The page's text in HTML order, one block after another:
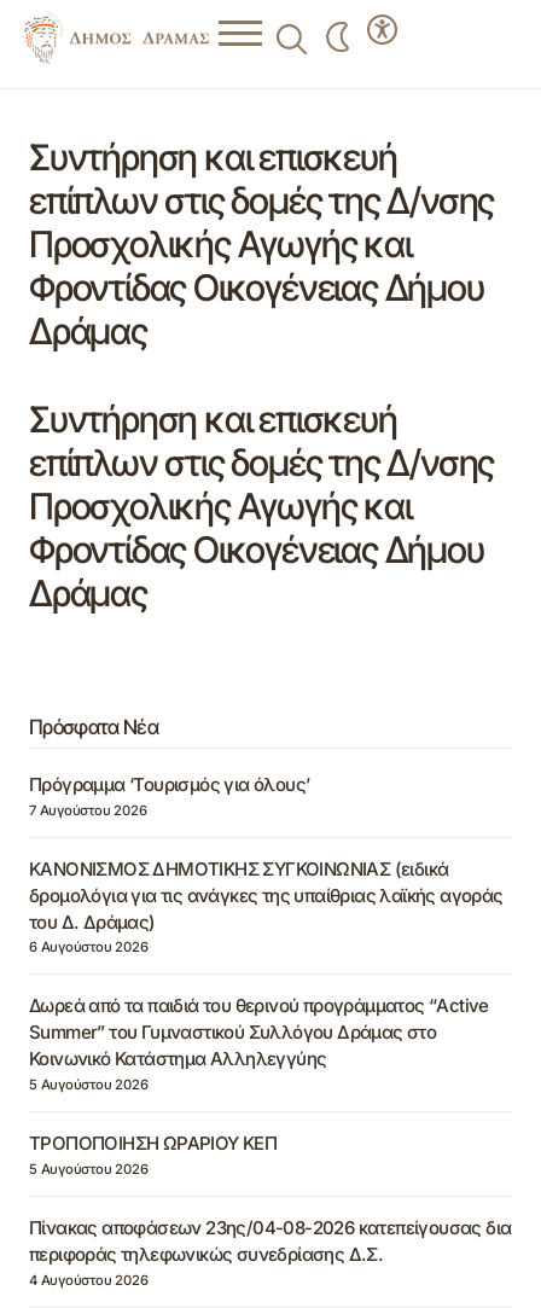
Συντήρηση και επισκευή
επίπλων στις δομές της Δ/νσης
Προσχολικής Αγωγής και
Φροντίδας Οικογένειας Δήμου
Δράμας
Συντήρηση και επισκευή
επίπλων στις δομές της Δ/νσης
Προσχολικής Αγωγής και
Φροντίδας Οικογένειας Δήμου
Δράμας
Πρόσφατα Νέα
Πρόγραμμα ‘Τουρισμός για όλους’
7 Αυγούστου 2026
ΚΑΝΟΝΙΣΜΟΣ ΔΗΜΟΤΙΚΗΣ ΣΥΓΚΟΙΝΩΝΙΑΣ (ειδικά
δρομολόγια για τις ανάγκες της υπαίθριας λαϊκής αγοράς
του Δ. Δράμας)
6 Αυγούστου 2026
Δωρεά από τα παιδιά του θερινού προγράμματος “Active
Summer” του Γυμναστικού Συλλόγου Δράμας στο
Κοινωνικό Κατάστημα Αλληλεγγύης
5 Αυγούστου 2026
ΤΡΟΠΟΠΟΙΗΣΗ ΩΡΑΡΙΟΥ ΚΕΠ
5 Αυγούστου 2026
Πίνακας αποφάσεων 23ης/04-08-2026 κατεπείγουσας δια
περιφοράς τηλεφωνικώς συνεδρίασης Δ.Σ.
4 Αυγούστου 2026